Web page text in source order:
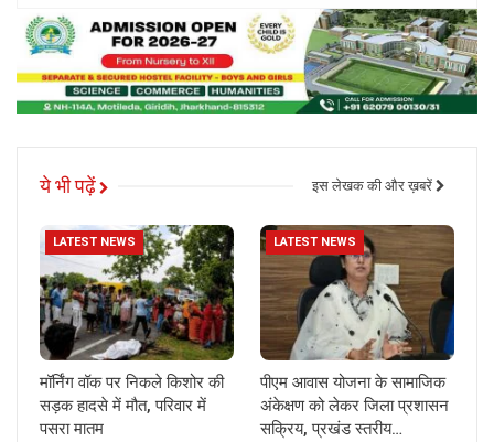
ये भी पढ़ें इस लेखक की और ख़बरें
LATEST NEWS
मॉर्निंग वॉक पर निकले किशोर की
सड़क हादसे में मौत, परिवार में
पसरा मातम
LATEST NEWS
पीएम आवास योजना के सामाजिक
अंकेक्षण को लेकर जिला प्रशासन
सक्रिय, प्रखंड स्तरीय…